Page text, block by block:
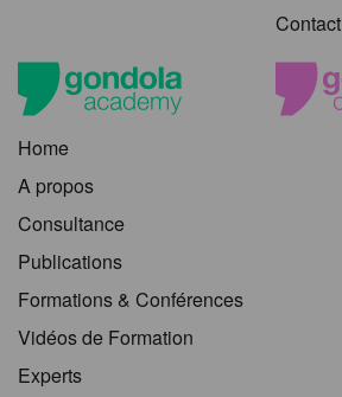
Contact
Home
A propos
Consultance
Publications
Formations & Conférences
Vidéos de Formation
Experts